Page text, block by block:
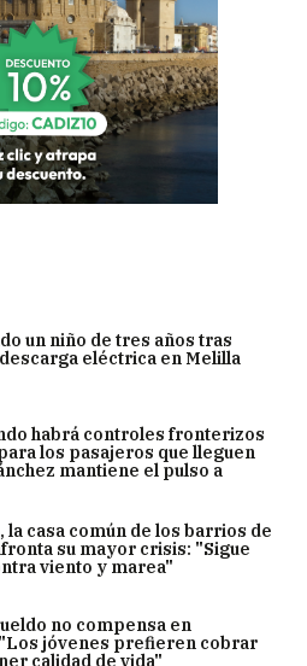
un niño de tres años tras
eléctrica en Melilla
habrá controles fronterizos
los pasajeros que lleguen
mantiene el pulso a
la casa común de los barrios de
su mayor crisis: "Sigue
viento y marea"
no compensa en
jóvenes prefieren cobrar
calidad de vida"